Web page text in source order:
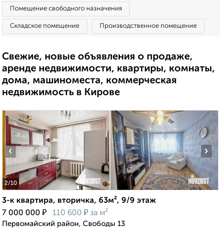
Помещение свободного назначения
Складское помещение Производственное помещение
Свежие, новые объявления о продаже,
аренде недвижимости, квартиры, комнаты,
дома, машиноместа, коммерческая
недвижимость в Кирове
2/10
‹ ›
3-к квартира, вторичка, 63м², 9/9 этаж
7 000 000 ₽ 110 600 ₽ за м²
Первомайский район, Свободы 13